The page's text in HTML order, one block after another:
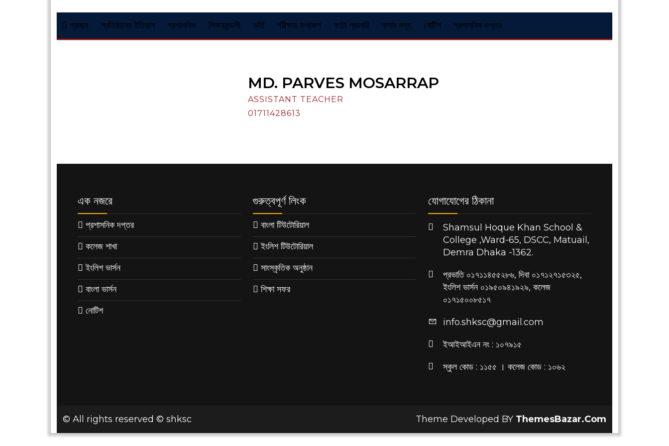
প্রচ্ছদ প্রতিষ্ঠানের ইতিহাস প্রশাসনিক শিক্ষকমন্ডলী ভর্তি পরীক্ষার ফলাফল ফটো গ্যালারি ক্লাব সমূহ নোটিশ প্রশাসনিক দপ্তর
MD. PARVES MOSARRAP
ASSISTANT TEACHER
01711428613
এক নজরে
প্রশাসনিক দপ্তর
কলেজ শাখা
ইংলিশ ভার্সন
বাংলা ভার্সন
নোটিশ
গুরুত্বপূর্ণ লিংক
বাংলা টিউটোরিয়াল
ইংলিশ টিউটোরিয়াল
সাংস্কৃতিক অনুষ্ঠান
শিক্ষা সফর
যোগাযোগের ঠিকানা
Shamsul Hoque Khan School &
College ,Ward-65, DSCC, Matuail,
Demra Dhaka -1362.
প্রভাতি ০১৭১১৪৫৫২৮৬, দিবা ০১৭১২৭১৫৩২৫,
ইংলিশ ভার্সন ০১৯৫০৯৪১৯২৯, কলেজ
০১৭১৫০০৮৫১৭
info.shksc@gmail.com
ইআইআইএন নং : ১০৭৯১৫
স্কুল কোড : ১১৫৫ । কলেজ কোড : ১০৬২
© All rights reserved © shksc Theme Developed BY ThemesBazar.Com